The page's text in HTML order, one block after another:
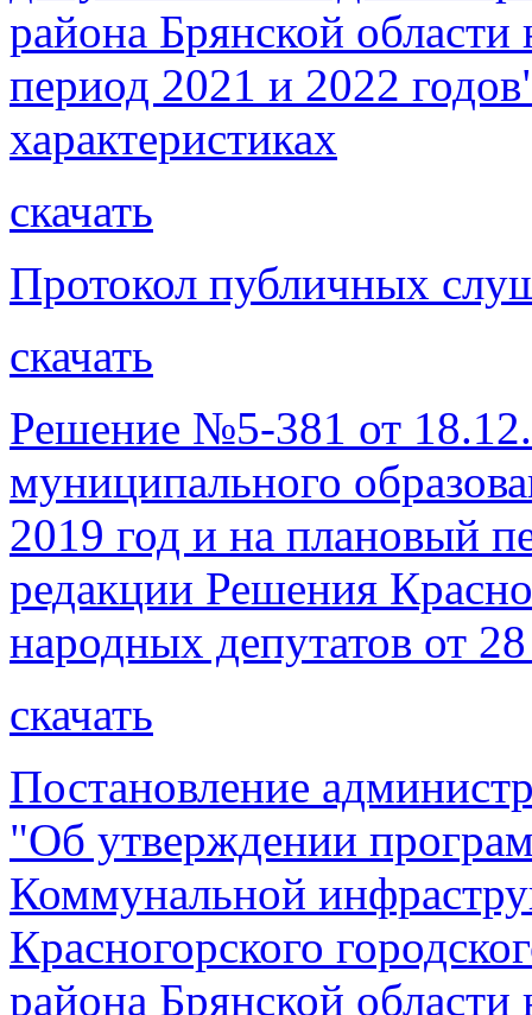
района Брянской
период 2021 и 2022
характеристиках
скачать
Протокол публичных
скачать
Решение №5-381 от
муниципального
2019 год и на плановый
редакции Решения
народных депутатов от
скачать
Постановление
"Об утверждении
Коммунальной
Красногорского
района Брянской